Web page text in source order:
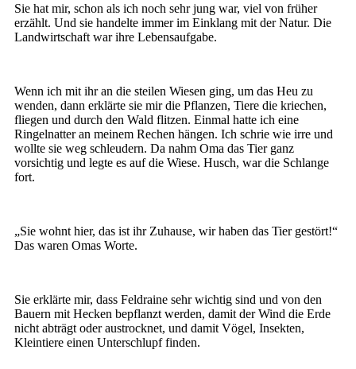
Sie hat mir, schon als ich noch sehr jung war, viel von früher
erzählt. Und sie handelte immer im Einklang mit der Natur. Die
Landwirtschaft war ihre Lebensaufgabe.
Wenn ich mit ihr an die steilen Wiesen ging, um das Heu zu
wenden, dann erklärte sie mir die Pflanzen, Tiere die kriechen,
fliegen und durch den Wald flitzen. Einmal hatte ich eine
Ringelnatter an meinem Rechen hängen. Ich schrie wie irre und
wollte sie weg schleudern. Da nahm Oma das Tier ganz
vorsichtig und legte es auf die Wiese. Husch, war die Schlange
fort.
„Sie wohnt hier, das ist ihr Zuhause, wir haben das Tier gestört!“
Das waren Omas Worte.
Sie erklärte mir, dass Feldraine sehr wichtig sind und von den
Bauern mit Hecken bepflanzt werden, damit der Wind die Erde
nicht abträgt oder austrocknet, und damit Vögel, Insekten,
Kleintiere einen Unterschlupf finden.